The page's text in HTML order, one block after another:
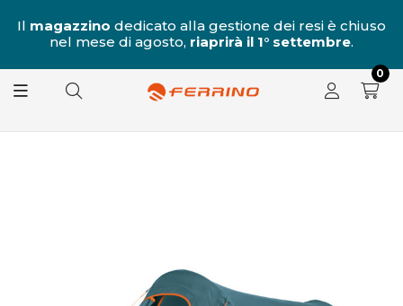
Il magazzino dedicato alla gestione dei resi è chiuso
nel mese di agosto, riaprirà il 1° settembre.
0